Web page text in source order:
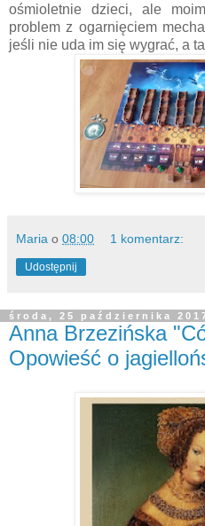
ośmioletnie dzieci, ale
problem z ogarnięciem
jeśli nie uda im się wygrać, a
Maria o 08:00 1 komentarz:
Udostępnij
środa, 25 października
Anna Brzezińska
Opowieść o